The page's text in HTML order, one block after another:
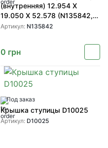
(внутренняя) 12.954 X
19.050 X 52.578 (N135842,
G135842) для культиваторов
Артикул: N135842
0 грн
Под заказ
Крышка ступицы D10025
Артикул: D10025